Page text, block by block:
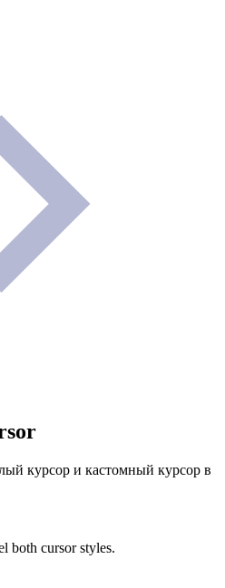
курсор и кастомный курсор в
both cursor styles.